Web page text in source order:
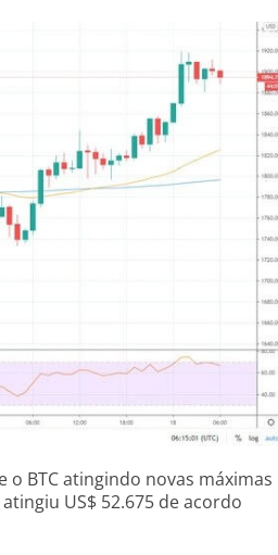
o BTC atingindo novas máximas
US$ 52.675 de acordo